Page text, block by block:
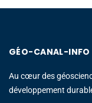
GÉO-CANAL-INFO
Au cœur des
développement